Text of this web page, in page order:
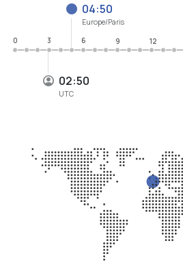
02:50
UTC
04:50
Europe/Paris
0
3 6 9 12